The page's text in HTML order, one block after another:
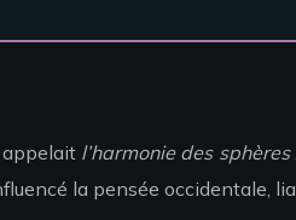
appelait l’harmonie des sphères
la pensée occidentale,